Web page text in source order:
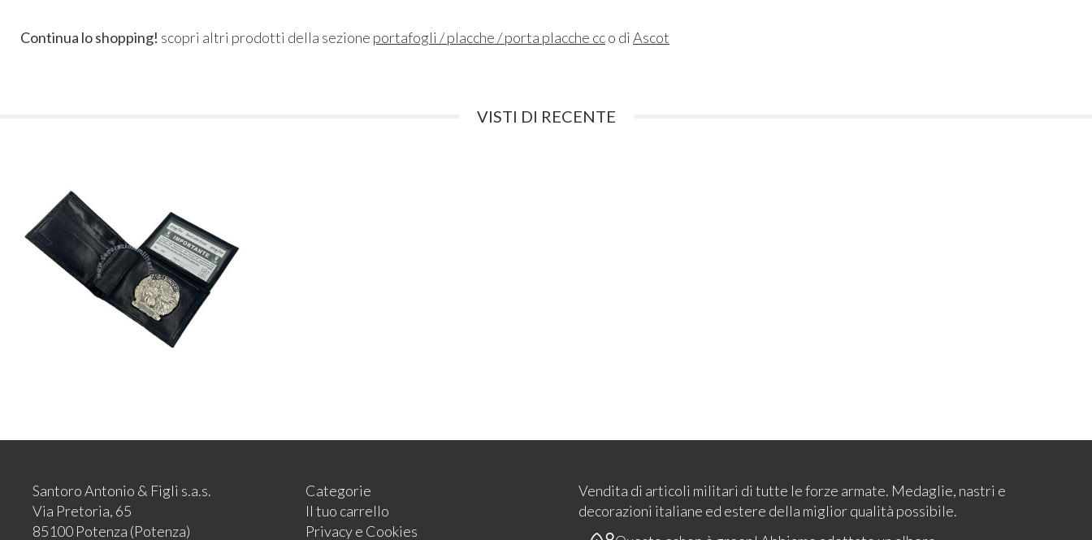
Continua lo shopping! scopri altri prodotti della sezione portafogli / placche / porta placche cco di Ascot
VISTI DI RECENTE
Santoro Antonio & Figli s.a.s.
Via Pretoria, 65
85100 Potenza (Potenza)
Categorie
Il tuo carrello
Privacy e Cookies
Vendita di articoli militari di tutte le forze armate. Medaglie, nastri e
decorazioni italiane ed estere della miglior qualità possibile.